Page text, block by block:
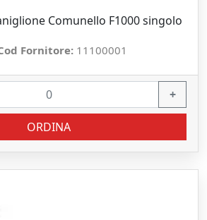
Comunello F1000 singolo
Fornitore: 11100001
+
ORDINA